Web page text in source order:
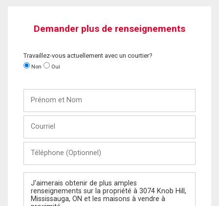
Demander plus de renseignements
Travaillez-vous actuellement avec un courtier?
Non Oui
Nom
(Optionnel)
Message